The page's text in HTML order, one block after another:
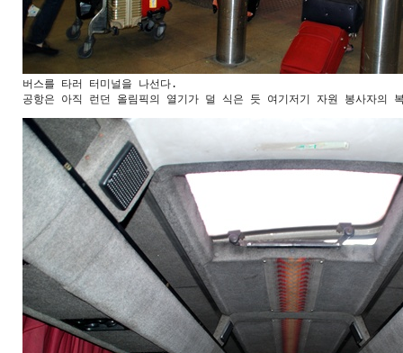
버스를 타러 터미널을 나선다.
공항은 아직 런던 올림픽의 열기가 덜 식은 듯 여기저기 자원 봉사자의